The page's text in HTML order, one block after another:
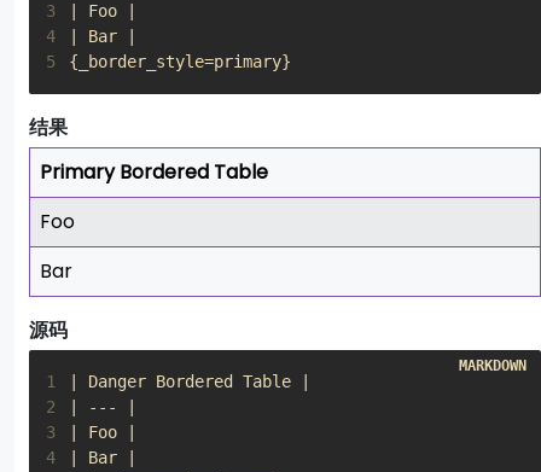
3
4
5
{_border_style=primary}
结果
Primary Bordered Table
Foo
Bar
源码
1
2
3
4